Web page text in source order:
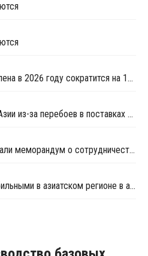
Мировое производство этилена в 2026 году сократится на 12% на фоне конфликта на Ближнем Востоке
Цены на этилен выросли в Азии из-за перебоев в поставках и повышения цен на энергоносители
SOCAR и ExxonMobil подписали меморандум о сотрудничестве
Цены ВХМ оставались стабильными в азиатском регионе в апреле